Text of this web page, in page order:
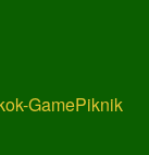
GamePiknik